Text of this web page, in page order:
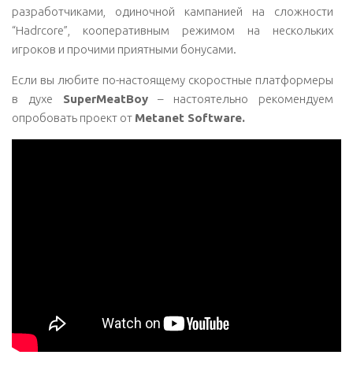
разработчиками, одиночной кампанией на сложности
“Hadrcore”, кооперативным режимом на нескольких
игроков и прочими приятными бонусами.
Если вы любите по-настоящему скоростные платформеры
в духе SuperMeatBoy– настоятельно рекомендуем
опробовать проект от Metanet Software.